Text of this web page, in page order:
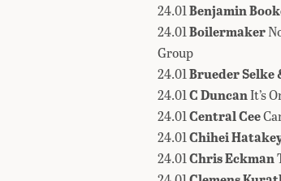
24.01Benjamin
24.01Boilermaker
Group
24.01Brueder
24.01C DuncanIt’s
24.01Central Cee
24.01Chihei
24.01Chris Eckman